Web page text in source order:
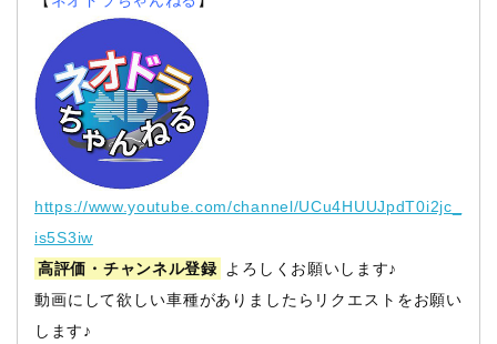
https://www.youtube.com/channel/UCu4HUUJpdT0i2jc_
is5S3iw
高評価・チャンネル登録
よろしくお願いします♪
動画にして欲しい車種がありましたらリクエストをお願い
します♪